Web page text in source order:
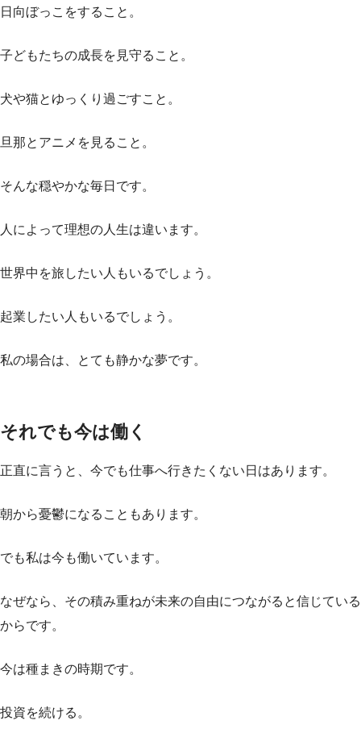
日向ぼっこをすること。
子どもたちの成長を見守ること。
犬や猫とゆっくり過ごすこと。
旦那とアニメを見ること。
そんな穏やかな毎日です。
人によって理想の人生は違います。
世界中を旅したい人もいるでしょう。
起業したい人もいるでしょう。
私の場合は、とても静かな夢です。
それでも今は働く
正直に言うと、今でも仕事へ行きたくない日はあります。
朝から憂鬱になることもあります。
でも私は今も働いています。
なぜなら、その積み重ねが未来の自由につながると信じている
からです。
今は種まきの時期です。
投資を続ける。